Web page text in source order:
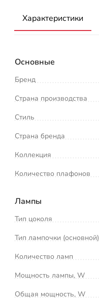
Характеристики
Основные
Бренд
Страна производства
Стиль
Страна бренда
Коллекция
Количество плафонов
Лампы
Тип цоколя
Тип лампочки (основной)
Количество ламп
Мощность лампы, W
Общая мощность, W